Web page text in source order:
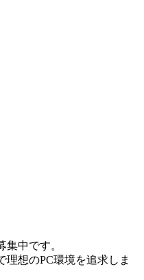
集中です。
想のPC環境を追求しま